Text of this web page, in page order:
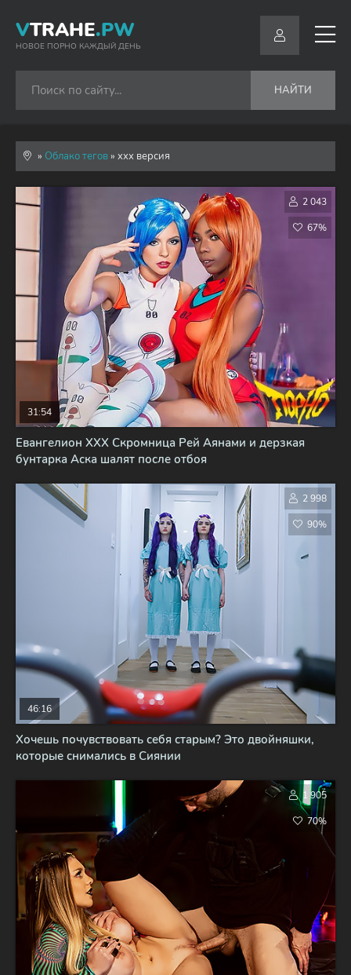
VTRAHE.PW
НОВОЕ ПОРНО КАЖДЫЙ ДЕНЬ
НАЙТИ
» Облако тегов» xxx версия
Евангелион XXX Скромница Рей Аянами и дерзкая
бунтарка Аска шалят после отбоя
31:54
2 043
67%
Хочешь почувствовать себя старым? Это двойняшки,
которые снимались в Сиянии
46:16
2 998
90%
1 905
70%